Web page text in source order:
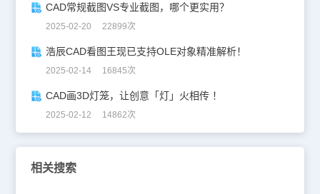
CAD常规截图VS专业截图，哪个更实用？
2025-02-20 22899次
浩辰CAD看图王现已支持OLE对象精准解析！
2025-02-14 16845次
CAD画3D灯笼，让创意「灯」火相传 ！
2025-02-12 14862次
相关搜索